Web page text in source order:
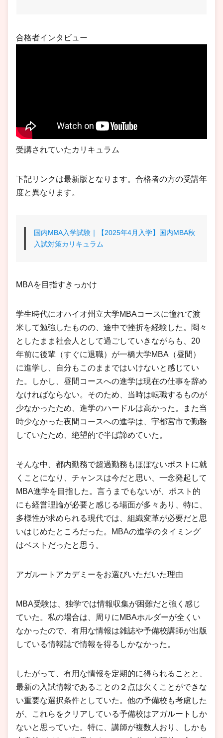
合格者インタビュー
受講されていたカリキュラム
下記リンクは最新版となります。合格者の方の受講年
度と異なります。
国内MBA入学試験｜【2025年4月入学】国内MBA秋
入試対策カリキュラム
MBAを目指すきっかけ
学生時代にオハイオ州立大学MBAコースに憧れて渡
米して勉強したものの、途中で挫折を経験した。悶々
としたまま社会人として過ごしていきながらも、20
年前に後輩（すぐに退職）が一橋大学MBA（昼間）
に進学し、自分もこのままではいけないと感じてい
た。しかし、昼間コースへの進学は現在の仕事を辞め
なければならない。そのため、当時は転職するものが
少なかったため、進学のハードルは高かった。また当
時少なかった夜間コースへの進学は、宇都宮市で勤務
していたため、絶望的で半ば諦めていた。
そんな中、都内勤務で超過勤務もほぼないポストに就
くことになり、チャンスは今だと思い、一念発起して
MBA進学を目指した。言うまでもないが、ポスト的
にも経営理論が必要と感じる場面が多々あり、特に、
多様性が求められる現代では、組織変革が必要だと思
いはじめたところだった。MBAの進学のタイミング
はベストだったと思う。
アガルートアカデミーをお選びいただいた理由
MBA受験は、独学では情報収集が困難だと強く感じ
ていた。私の場合は、周りにMBAホルダーが全くい
なかったので、有用な情報は雑誌や予備校講師が出版
している情報誌で情報を得るしかなかった。
したがって、有用な情報を定期的に得られることと、
最新の入試情報であることの２点は欠くことができな
い重要な選択条件としていた。他の予備校も考慮した
が、これらをクリアしている予備校はアガルートしか
ないと思っていた。特に、講師が複数人おり、しかも